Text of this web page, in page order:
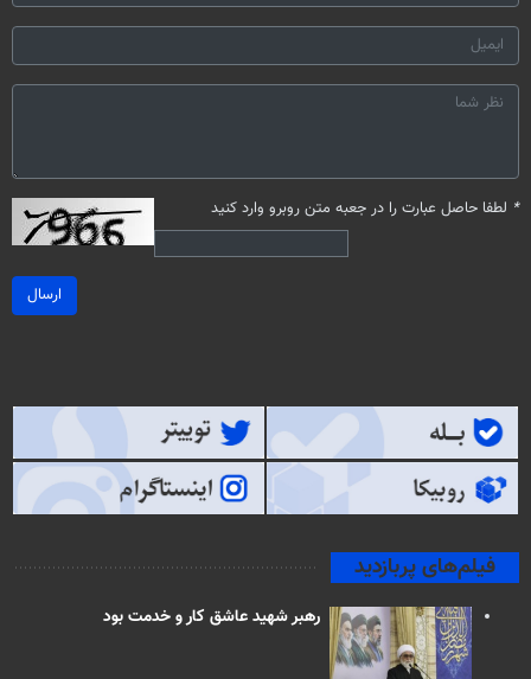
* لطفا حاصل عبارت را در جعبه متن روبرو وارد کنید
ارسال
فیلم‌های پربازدید
رهبر شهید عاشق کار و خدمت بود